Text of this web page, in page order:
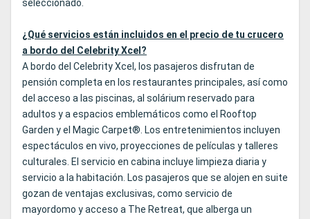
seleccionado.
¿Qué servicios están incluidos en el precio de tu crucero
a bordo del Celebrity Xcel?
A bordo del Celebrity Xcel, los pasajeros disfrutan de
pensión completa en los restaurantes principales, así como
del acceso a las piscinas, al solárium reservado para
adultos y a espacios emblemáticos como el Rooftop
Garden y el Magic Carpet®. Los entretenimientos incluyen
espectáculos en vivo, proyecciones de películas y talleres
culturales. El servicio en cabina incluye limpieza diaria y
servicio a la habitación. Los pasajeros que se alojen en suite
gozan de ventajas exclusivas, como servicio de
mayordomo y acceso a The Retreat, que alberga un